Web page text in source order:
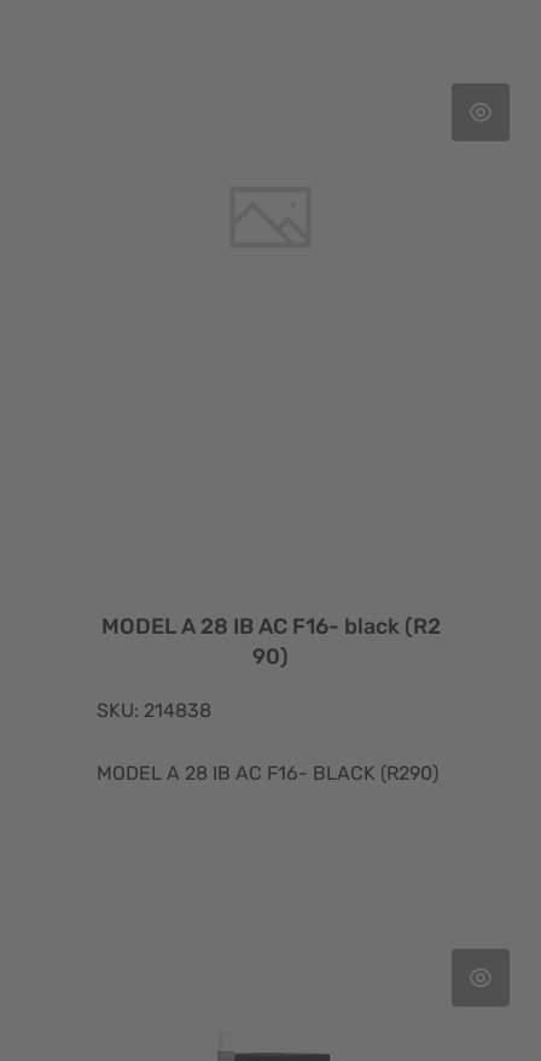
MODEL A 28 IB AC F16- black (R2
90)
SKU: 214838
MODEL A 28 IB AC F16- BLACK (R290)